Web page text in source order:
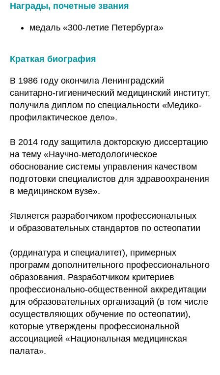
Награды, почетные звания
медаль «300-летие Петербурга»
Краткая биография
В 1986 году окончила Ленинградский
санитарно-гигиенический медицинский институт,
получила диплом по специальности «Медико-
профилактическое дело».
В 2014 году защитила докторскую диссертацию
на тему «Научно-методологическое
обоснование системы управления качеством
подготовки специалистов для здравоохранения
в медицинском вузе».
Является разработчиком профессиональных
и образовательных стандартов по остеопатии
(ординатура и специалитет), примерных
программ дополнительного профессионального
образования. Разработчиком критериев
профессионально-общественной аккредитации
для образовательных организаций (в том числе
осуществляющих обучение по остеопатии),
которые утверждены профессиональной
ассоциацией «Национальная медицинская
палата».